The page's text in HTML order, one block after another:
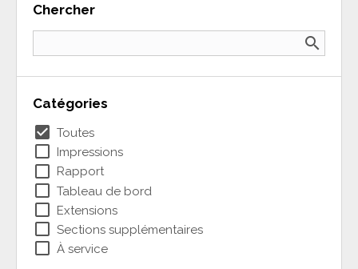
Chercher
search
Catégories
check_box Toutes
check_box_outline_blank Impressions
check_box_outline_blank Rapport
check_box_outline_blank Tableau de bord
check_box_outline_blank Extensions
check_box_outline_blank Sections supplémentaires
check_box_outline_blank À service